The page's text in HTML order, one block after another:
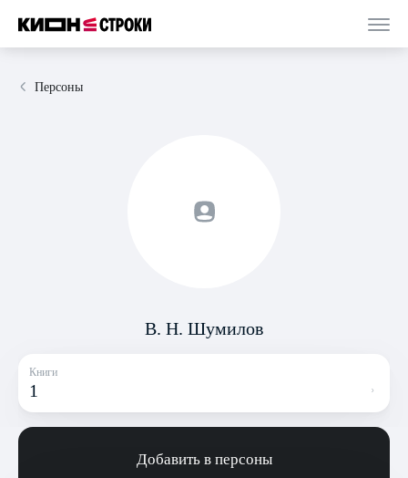
Персоны
В. Н. Шумилов
Книги
1
Добавить в персоны